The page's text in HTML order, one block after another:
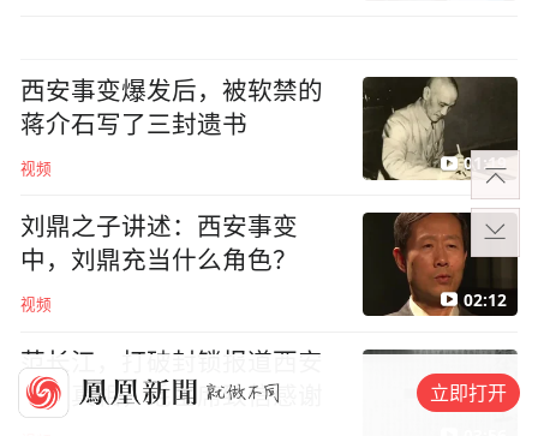
西安事变爆发后，被软禁的
蒋介石写了三封遗书
视频 01:19
刘鼎之子讲述：西安事变
中，刘鼎充当什么角色？
视频 02:12
范长江，打破封锁报道西安
事变真相，毛主席致信感谢
立即打开